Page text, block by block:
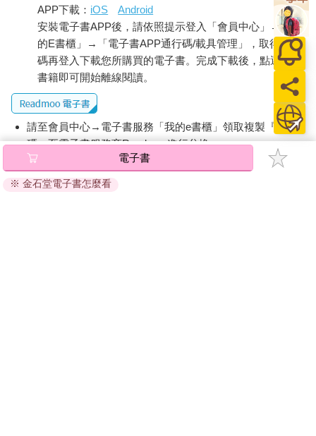
2014年7月OECD發布《稅務用途金融帳戶資訊自動交換準則》
（Standard for Automatic Exchange of Financial Information in
Tax Matter；AEOI）， 主要包含《主管機關協定》（Competent
Authority Agreement；CAA）及《共同申報準則》（Common
Reporting Standard；CRS）兩部分，仿效FATCA的概念，目的在
建立跨國間金融帳戶資訊自動交換的機制，故俗稱「全球版肥咖
條款」。
我國亦於2017年修正《稅捐稽徵法》，賦予我國政府與他國（不
含中國大陸、香港及澳門）進行自動資訊交換的法源，並於同年
訂定《金融機構執行共同申報及盡職審查作業辦法》及《租稅協
定稅務用途資訊交換作業辦法》，俗稱「臺版肥咖條款」或「臺
APP下載： iOS
Android
安裝電子書APP後，請依照提示登入「會員中心」→「我
的E書櫃」→「電子書APP通行碼/載具管理」，取得通行
碼再登入下載您所購買的電子書。完成下載後，點選任一
書籍即可開始離線閱讀。
請至會員中心→電子書服務「我的e書櫃」領取複製『兌換
碼』至電子書服務商Readmoo進行兌換。
退換貨須知：
因版權保護，您在金石堂所購買的電子書僅能以金石堂專屬
電子書
※ 金石堂電子書怎麼看